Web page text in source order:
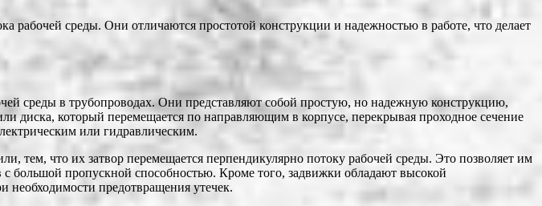
среды. Они отличаются простотой конструкции и надежностью в работе, что делает
среды в трубопроводах. Они представляют собой простую, но надежную конструкцию,
диска, который перемещается по направляющим в корпусе, перекрывая проходное сечение
или гидравлическим.
тем, что их затвор перемещается перпендикулярно потоку рабочей среды. Это позволяет им
большой пропускной способностью. Кроме того, задвижки обладают высокой
необходимости предотвращения утечек.